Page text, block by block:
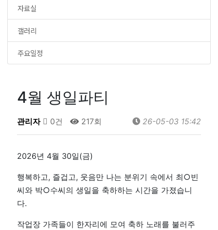
자료실
갤러리
주요일정
4월 생일파티
관리자 0건 217회 26-05-03 15:42
2026년 4월 30일(금)
행복하고, 즐겁고, 웃음만 나는 분위기 속에서 최○빈
씨와 박○수씨의 생일을 축하하는 시간을 가졌습니
다.
작업장 가족들이 한자리에 모여 축하 노래를 불러주